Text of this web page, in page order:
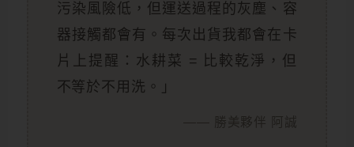
污染風險低，但運送過程的灰塵、容
器接觸都會有。每次出貨我都會在卡
片上提醒：水耕菜 = 比較乾淨，但
不等於不用洗。」
—— 勝美夥伴 阿誠